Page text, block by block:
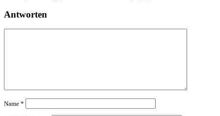
Antworten
Name *